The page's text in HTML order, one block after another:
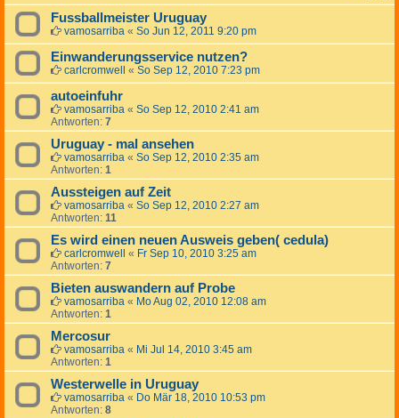
Fussballmeister Uruguay
vamosarriba « So Jun 12, 2011 9:20 pm
Einwanderungsservice nutzen?
carlcromwell « So Sep 12, 2010 7:23 pm
autoeinfuhr
vamosarriba « So Sep 12, 2010 2:41 am
Antworten: 7
Uruguay - mal ansehen
vamosarriba « So Sep 12, 2010 2:35 am
Antworten: 1
Aussteigen auf Zeit
vamosarriba « So Sep 12, 2010 2:27 am
Antworten: 11
Es wird einen neuen Ausweis geben( cedula)
carlcromwell « Fr Sep 10, 2010 3:25 am
Antworten: 7
Bieten auswandern auf Probe
vamosarriba « Mo Aug 02, 2010 12:08 am
Antworten: 1
Mercosur
vamosarriba « Mi Jul 14, 2010 3:45 am
Antworten: 1
Westerwelle in Uruguay
vamosarriba « Do Mär 18, 2010 10:53 pm
Antworten: 8